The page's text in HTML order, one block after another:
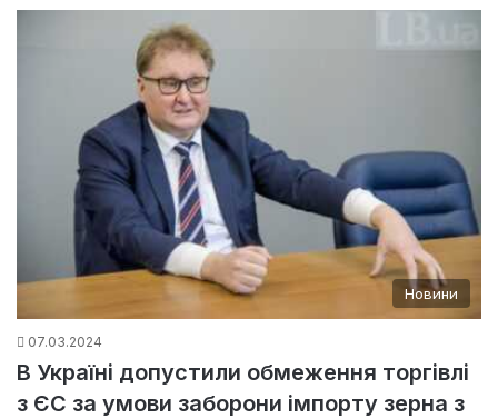
Новини
07.03.2024
В Україні допустили обмеження торгівлі
з ЄС за умови заборони імпорту зерна з